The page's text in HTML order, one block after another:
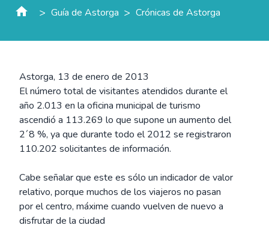
> Guía de Astorga > Crónicas de Astorga
Astorga, 13 de enero de 2013
El número total de visitantes atendidos durante el
año 2.013 en la oficina municipal de turismo
ascendió a 113.269 lo que supone un aumento del
2´8 %, ya que durante todo el 2012 se registraron
110.202 solicitantes de información.
Cabe señalar que este es sólo un indicador de valor
relativo, porque muchos de los viajeros no pasan
por el centro, máxime cuando vuelven de nuevo a
disfrutar de la ciudad